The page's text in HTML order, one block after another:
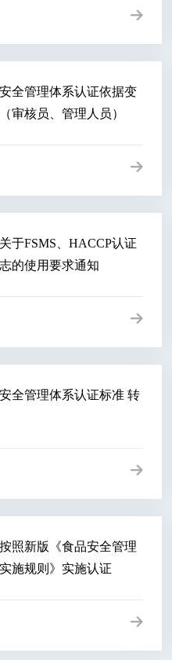
全管理体系认证依据变
审核员、管理人员）
于FSMS、HACCP认证
的使用要求通知
全管理体系认证标准 转
照新版《食品安全管理
施规则》实施认证